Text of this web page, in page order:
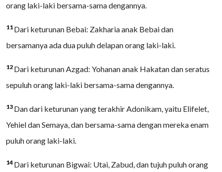
orang laki-laki bersama-sama dengannya.
11 Dari keturunan Bebai: Zakharia anak Bebai dan
bersamanya ada dua puluh delapan orang laki-laki.
12 Dari keturunan Azgad: Yohanan anak Hakatan dan seratus
sepuluh orang laki-laki bersama-sama dengannya.
13 Dan dari keturunan yang terakhir Adonikam, yaitu Elifelet,
Yehiel dan Semaya, dan bersama-sama dengan mereka enam
puluh orang laki-laki.
14 Dari keturunan Bigwai: Utai, Zabud, dan tujuh puluh orang